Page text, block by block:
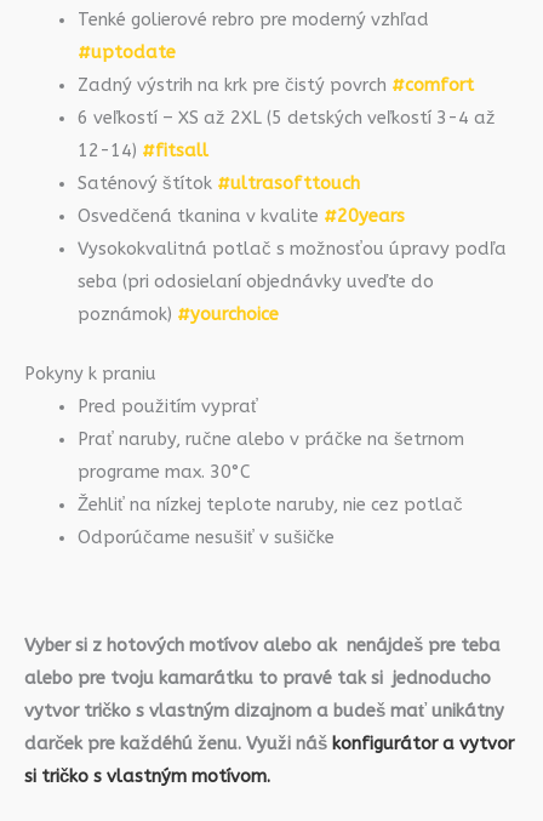
Tenké golierové rebro pre moderný vzhľad
#uptodate
Zadný výstrih na krk pre čistý povrch #comfort
6 veľkostí – XS až 2XL (5 detských veľkostí 3-4 až
12-14) #fitsall
Saténový štítok #ultrasofttouch
Osvedčená tkanina v kvalite #20years
Vysokokvalitná potlač s možnosťou úpravy podľa
seba (pri odosielaní objednávky uveďte do
poznámok) #yourchoice
Pokyny k praniu
Pred použitím vyprať
Prať naruby, ručne alebo v práčke na šetrnom
programe max. 30°C
Žehliť na nízkej teplote naruby, nie cez potlač
Odporúčame nesušiť v sušičke
Vyber si z hotových motívov alebo ak nenájdeš pre teba
alebo pre tvoju kamarátku to pravé tak si jednoducho
vytvor tričko s vlastným dizajnom a budeš mať unikátny
darček pre každéhú ženu. Využi náš konfigurátor a vytvor
si tričko s vlastným motívom.